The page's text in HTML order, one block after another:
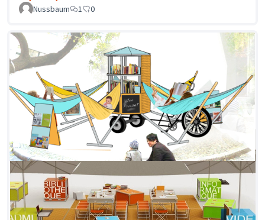
Nussbaum 1 0